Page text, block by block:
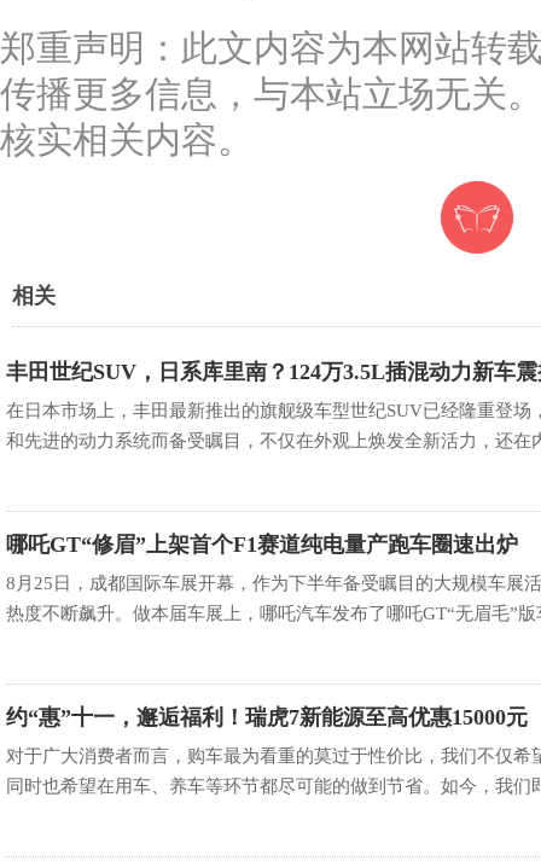
郑重声明：此文内容为本网站转
传播更多信息，与本站立场无关
核实相关内容。
相关
丰田世纪SUV，日系库里南？124万3.5L插混动力新车
布！
在日本市场上，丰田最新推出的旗舰级车型世纪SUV已经隆重登
和先进的动力系统而备受瞩目，不仅在外观上焕发全新活力，还在
哪吒GT“修眉”上架首个F1赛道纯电量产跑车圈速出炉
8月25日，成都国际车展开幕，作为下半年备受瞩目的大规模车展
热度不断飙升。做本届车展上，哪吒汽车发布了哪吒GT“无眉毛”
约“惠”十一，邂逅福利！瑞虎7新能源至高优惠15000元
对于广大消费者而言，购车最为看重的莫过于性价比，我们不仅
同时也希望在用车、养车等环节都尽可能的做到节省。如今，我们